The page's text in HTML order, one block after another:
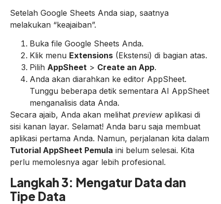
Setelah Google Sheets Anda siap, saatnya
melakukan “keajaiban”.
Buka file Google Sheets Anda.
Klik menu Extensions (Ekstensi) di bagian atas.
Pilih AppSheet > Create an App.
Anda akan diarahkan ke editor AppSheet.
Tunggu beberapa detik sementara AI AppSheet
menganalisis data Anda.
Secara ajaib, Anda akan melihat preview aplikasi di
sisi kanan layar. Selamat! Anda baru saja membuat
aplikasi pertama Anda. Namun, perjalanan kita dalam
Tutorial AppSheet Pemula ini belum selesai. Kita
perlu memolesnya agar lebih profesional.
Langkah 3: Mengatur Data dan
Tipe Data